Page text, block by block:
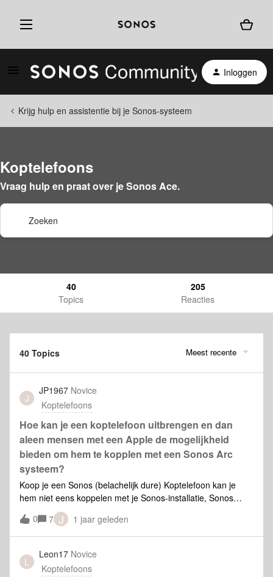
Inloggen
Krijg hulp en assistentie bij je Sonos-systeem
Koptelefoons
Vraag hulp en praat over je Sonos Ace.
40
Topics
205
Reacties
40 Topics Meest recente
J
JP1967 Novice
Koptelefoons
Hoe kan je een koptelefoon uitbrengen en dan
aleen mensen met een Apple de mogelijkheid
bieden om hem te kopplen met een Sonos Arc
systeem?
Koop je een Sonos (belachelijk dure) Koptelefoon kan je
hem niet eens koppelen met je Sonos-installatie, Sonos
schaam je diep!!
0 7 J 1 jaar geleden
L
Leon17 Novice
Koptelefoons